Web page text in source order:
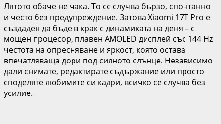
Лятото обаче не чака. То се случва бързо, спонтанно
и често без предупреждение. Затова Xiaomi 17T Pro е
създаден да бъде в крак с динамиката на деня – с
мощен процесор, плавен AMOLED дисплей със 144 Hz
честота на опресняване и яркост, която остава
впечатляваща дори под силното слънце. Независимо
дали снимате, редактирате съдържание или просто
споделяте любимите си кадри, всичко се случва без
усилие.